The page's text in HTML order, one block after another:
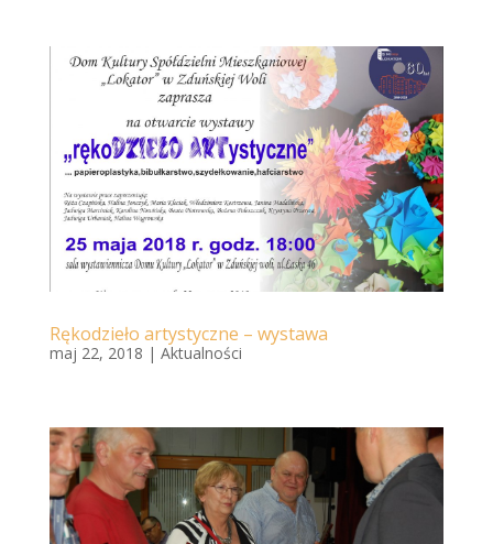
Rękodzieło artystyczne – wystawa
maj 22, 2018 | Aktualności